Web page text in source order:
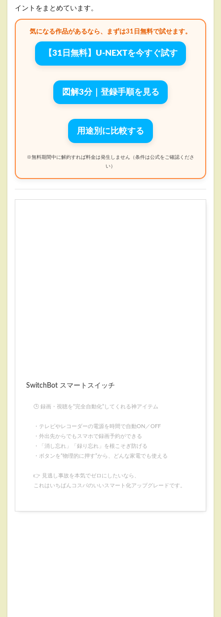
イントをまとめています。
気になる作品があるなら、まずは31日無料で試せます。
【31日無料】U-NEXTを今すぐ試す
図解3分｜登録手順を見る
用途別に比較する
※無料期間中に解約すれば料金は発生しません（条件は公式をご確認くださ
い）
SwitchBot スマートスイッチ
🕒 録画・視聴を“完全自動化”してくれる神アイテム
・テレビやレコーダーの電源を時間で自動ON／OFF
・外出先からでもスマホで録画予約ができる
・「消し忘れ」「録り忘れ」を根こそぎ防げる
・ボタンを“物理的に押す”から、どんな家電でも使える
👉 見逃し事故を本気でゼロにしたいなら、
これはいちばんコスパのいいスマート化アップグレードです。